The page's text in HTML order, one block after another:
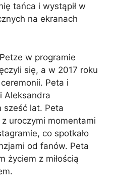
tańca i wystąpił w
na ekranach
w programie
się, a w 2017 roku
Peta i
Aleksandra
sześć lat. Peta
uroczymi momentami
co spotkało
od fanów. Peta
życiem z miłością